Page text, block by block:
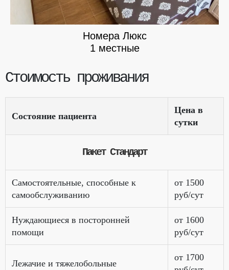
Номера Люкс
1 местные
Стоимость проживания
Состояние пациента
Цена в
сутки
Пакет Стандарт
Самостоятельные, способные к
самообслуживанию
от 1500
руб/сут
Нуждающиеся в посторонней
помощи
от 1600
руб/сут
Лежачие и тяжелобольные
от 1700